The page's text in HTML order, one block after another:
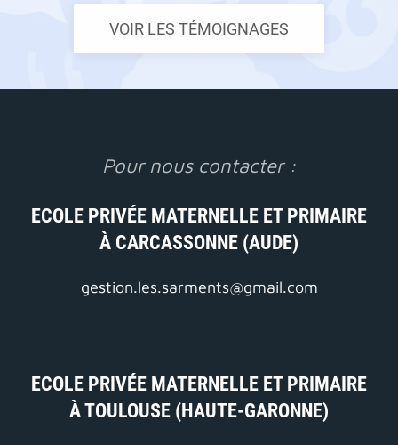
VOIR LES TÉMOIGNAGES
Pour nous contacter :
ECOLE PRIVÉE MATERNELLE ET PRIMAIRE
À CARCASSONNE (AUDE)
gestion.les.sarments@gmail.com
ECOLE PRIVÉE MATERNELLE ET PRIMAIRE
À TOULOUSE (HAUTE-GARONNE)